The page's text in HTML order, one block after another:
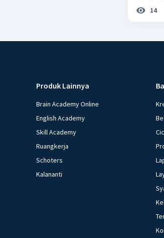
14
Produk Lainnya
Brain Academy Online
English Academy
Skill Academy
Ruangkerja
Schoters
Kalananti